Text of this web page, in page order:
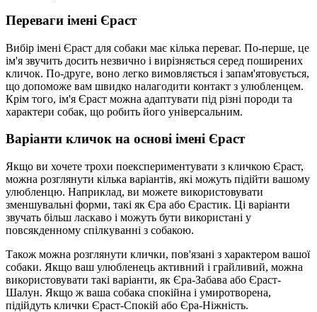
Переваги імені Єраст
Вибір імені Єраст для собаки має кілька переваг. По-перше, це
ім'я звучить досить незвично і вирізняється серед поширених
кличок. По-друге, воно легко вимовляється і запам'ятовується,
що допоможе вам швидко налагодити контакт з улюбленцем.
Крім того, ім'я Єраст можна адаптувати під різні породи та
характери собак, що робить його універсальним.
Варіанти кличок на основі імені Єраст
Якщо ви хочете трохи поекспериментувати з кличкою Єраст,
можна розглянути кілька варіантів, які можуть підійти вашому
улюбленцю. Наприклад, ви можете використовувати
зменшувальні форми, такі як Єра або Єрастик. Ці варіанти
звучать більш ласкаво і можуть бути використані у
повсякденному спілкуванні з собакою.
Також можна розглянути клички, пов'язані з характером вашої
собаки. Якщо ваш улюбленець активний і грайливий, можна
використовувати такі варіанти, як Єра-Забава або Єраст-
Шалун. Якщо ж ваша собака спокійна і умиротворена,
підійдуть клички Єраст-Спокій або Єра-Ніжність.